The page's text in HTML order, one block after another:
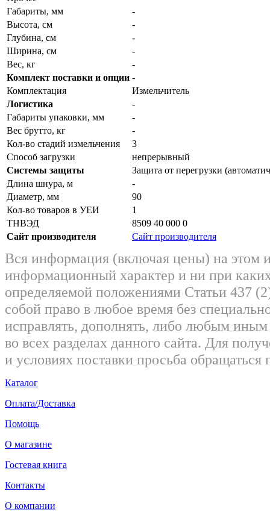
Габариты, мм
-
Высота, см
-
Глубина, см
-
Ширина, см
-
Вес, кг
-
Комплект поставки и опции -
Комплектация
Измельчитель
Логистика
-
Габариты упаковки, мм
-
Вес брутто, кг
-
Кол-во стадий измельчения
3
Способ загрузки
непрерывный
Системы защиты
Защита от перегрузки
Длина шнура, м
-
Диаметр, мм
90
Кол-во товаров в УЕИ
1
ТНВЭД
8509 40 000 0
Сайт производителя
Сайт производителя
Вся информация (включая цены) на этом
информационный характер и ни при
определяемой положениями Статьи 437
собой право в любое время без
исправлять, дополнять, либо любым
во всех разделах данного сайта. Для
и условиях поставки просьба
Каталог
Оплата/Доставка
Помощь
О магазине
Гостевая книга
Контакты
О компании